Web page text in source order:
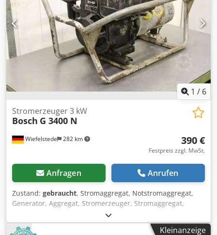
1 / 6
Wiefelstede 282 km
Stromerzeuger 3 kW
Bosch G 3400 N
390 €
Festpreis zzgl. MwSt.
Anfragen Anrufen
Zustand: gebraucht, Stromaggregat, Notstromaggregat,
Generator, Aggregat, Stromerzeuger, Stromaggregat,
Notstromerzeuger -Leistung: 3 kW -Motor: Fabrikat Briggs
& Stratton -Steckdosen: : 2x 220 V Lichtstrom -Abmessung:
Kleinanzeige